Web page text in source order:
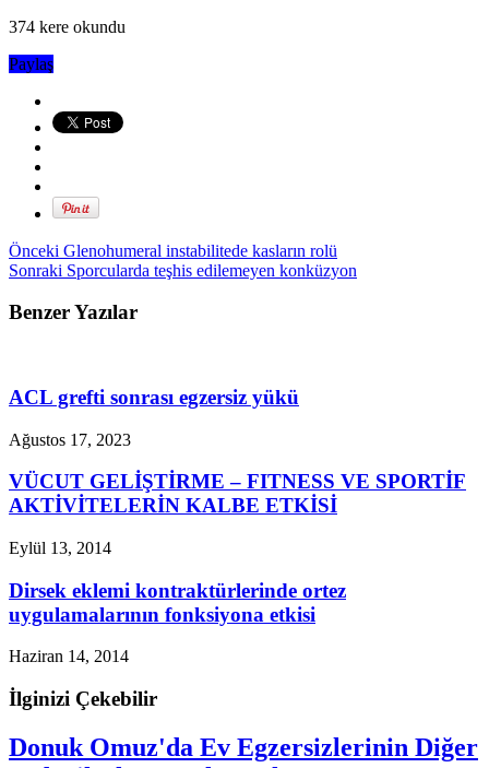
374 kere okundu
Paylaş
Önceki Glenohumeral instabilitede kasların rolü
Sonraki Sporcularda teşhis edilemeyen konküzyon
Benzer Yazılar
ACL grefti sonrası egzersiz yükü
Ağustos 17, 2023
VÜCUT GELİŞTİRME – FITNESS VE SPORTİF
AKTİVİTELERİN KALBE ETKİSİ
Eylül 13, 2014
Dirsek eklemi kontraktürlerinde ortez
uygulamalarının fonksiyona etkisi
Haziran 14, 2014
İlginizi Çekebilir
Donuk Omuz'da Ev Egzersizlerinin Diğer